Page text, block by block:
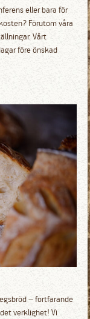
eller bara för
Förutom våra
Vårt
före önskad
– fortfarande
verklighet! Vi